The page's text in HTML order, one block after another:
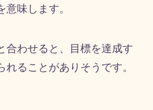
味します。
合わせると、目標を達成す
れることがありそうです。